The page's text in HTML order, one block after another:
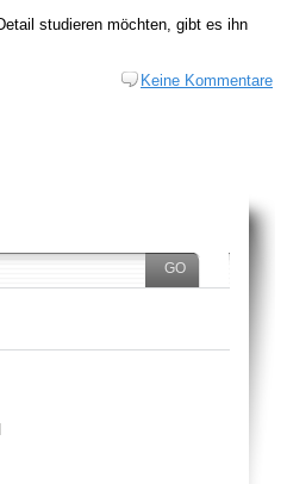
studieren möchten, gibt es ihn
Keine Kommentare